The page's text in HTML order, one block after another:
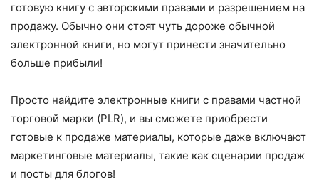
готовую книгу с авторскими правами и разрешением на
продажу. Обычно они стоят чуть дороже обычной
электронной книги, но могут принести значительно
больше прибыли!
Просто найдите электронные книги с правами частной
торговой марки (PLR), и вы сможете приобрести
готовые к продаже материалы, которые даже включают
маркетинговые материалы, такие как сценарии продаж
и посты для блогов!